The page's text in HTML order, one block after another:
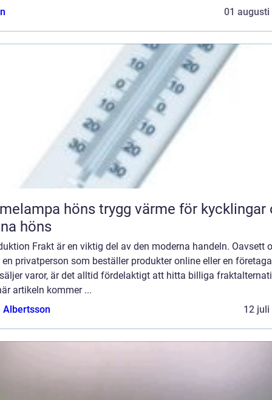
01 augusti
höns trygg värme för kycklingar och
höns
Frakt är en viktig del av den moderna handeln. Oavsett
en privatperson som beställer produkter online eller en
varor, är det alltid fördelaktigt att hitta billiga
artikeln kommer ...
Albertsson
12 juli